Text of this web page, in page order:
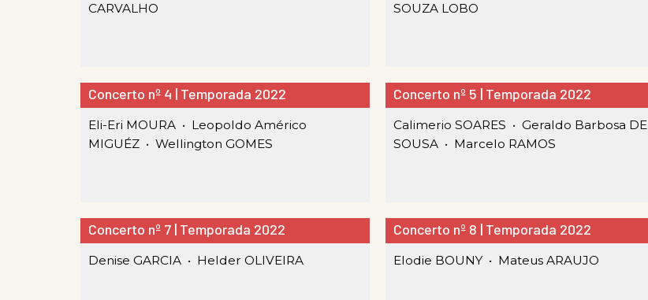
CARVALHO
SOUZA LOBO
Concerto nº 4 | Temporada 2022
Eli-Eri MOURA • Leopoldo Américo
MIGUÉZ • Wellington GOMES
Concerto nº 5 | Temporada 2022
Calimerio SOARES • Geraldo Barbosa DE
SOUSA • Marcelo RAMOS
Concerto nº 7 | Temporada 2022
Denise GARCIA • Helder OLIVEIRA
Concerto nº 8 | Temporada 2022
Elodie BOUNY • Mateus ARAUJO